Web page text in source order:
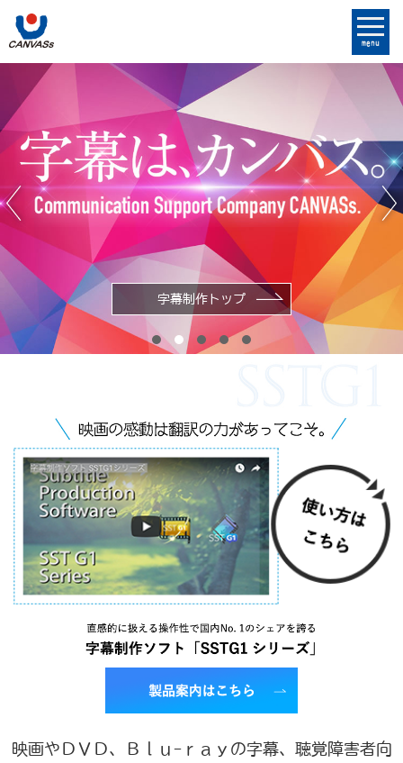
menu
字幕制作トップ
映画やＤＶＤ、Ｂｌｕ-ｒａｙの字幕、聴覚障害者向